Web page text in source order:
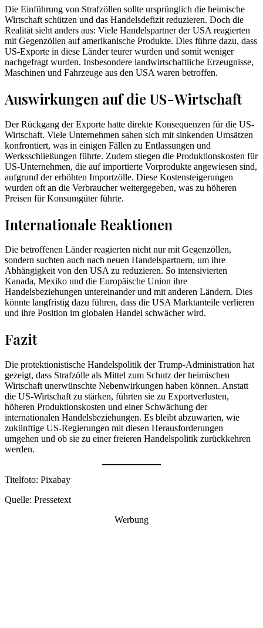
Die Einführung von Strafzöllen sollte ursprünglich die heimische
Wirtschaft schützen und das Handelsdefizit reduzieren. Doch die
Realität sieht anders aus: Viele Handelspartner der USA reagierten
mit Gegenzöllen auf amerikanische Produkte. Dies führte dazu, dass
US-Exporte in diese Länder teurer wurden und somit weniger
nachgefragt wurden. Insbesondere landwirtschaftliche Erzeugnisse,
Maschinen und Fahrzeuge aus den USA waren betroffen.
Auswirkungen auf die US-Wirtschaft
Der Rückgang der Exporte hatte direkte Konsequenzen für die US-
Wirtschaft. Viele Unternehmen sahen sich mit sinkenden Umsätzen
konfrontiert, was in einigen Fällen zu Entlassungen und
Werksschließungen führte. Zudem stiegen die Produktionskosten für
US-Unternehmen, die auf importierte Vorprodukte angewiesen sind,
aufgrund der erhöhten Importzölle. Diese Kostensteigerungen
wurden oft an die Verbraucher weitergegeben, was zu höheren
Preisen für Konsumgüter führte.
Internationale Reaktionen
Die betroffenen Länder reagierten nicht nur mit Gegenzöllen,
sondern suchten auch nach neuen Handelspartnern, um ihre
Abhängigkeit von den USA zu reduzieren. So intensivierten
Kanada, Mexiko und die Europäische Union ihre
Handelsbeziehungen untereinander und mit anderen Ländern. Dies
könnte langfristig dazu führen, dass die USA Marktanteile verlieren
und ihre Position im globalen Handel schwächer wird.
Fazit
Die protektionistische Handelspolitik der Trump-Administration hat
gezeigt, dass Strafzölle als Mittel zum Schutz der heimischen
Wirtschaft unerwünschte Nebenwirkungen haben können. Anstatt
die US-Wirtschaft zu stärken, führten sie zu Exportverlusten,
höheren Produktionskosten und einer Schwächung der
internationalen Handelsbeziehungen. Es bleibt abzuwarten, wie
zukünftige US-Regierungen mit diesen Herausforderungen
umgehen und ob sie zu einer freieren Handelspolitik zurückkehren
werden.
Titelfoto: Pixabay
Quelle: Pressetext
Werbung